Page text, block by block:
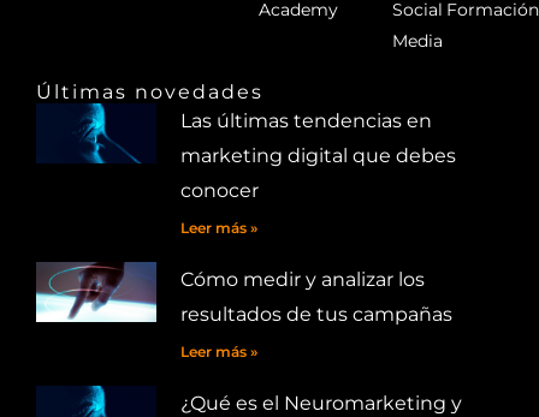
Academy
Social
Media
Formación
Últimas novedades
Las últimas tendencias en
marketing digital que debes
conocer
Leer más »
Cómo medir y analizar los
resultados de tus campañas
Leer más »
¿Qué es el Neuromarketing y